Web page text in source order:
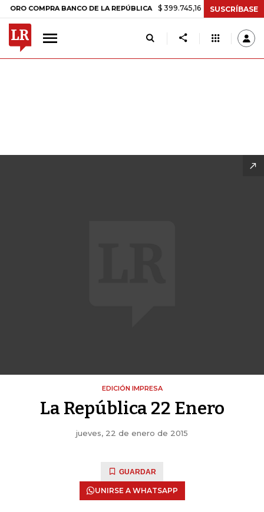
DE LA REPÚBLICA $ 399.745,16 +$ 2.295,71 +0,58% TASA DE
SUSCRÍBASE
EDICIÓN IMPRESA
La República 22 Enero
jueves, 22 de enero de 2015
GUARDAR
UNIRSE A WHATSAPP